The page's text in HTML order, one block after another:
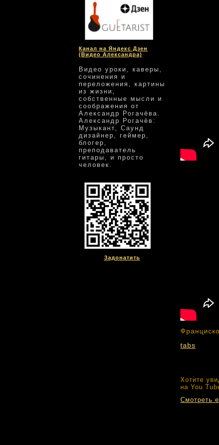
Канал на Яндекс Дзен
(Видео Александра)
Видео уроки, каверы,
сочинения и
переложения, картины
из жизни,
собственные мысли и
соображения от
Александр Рогачёва.
Александр Рогачёв:
Музыкант, Саунд
дизайнер, геймер,
блогер,
преподаватель
гитары, и просто
человек.
Задонатить
tabs
Хотите
на You
Смотреть